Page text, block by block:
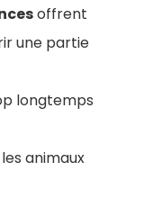
offrent
une partie
longtemps
animaux